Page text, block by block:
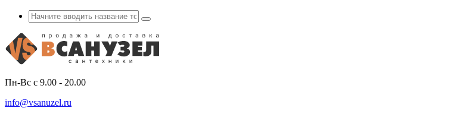
Пн-Вс с 9.00 - 20.00
info@vsanuzel.ru